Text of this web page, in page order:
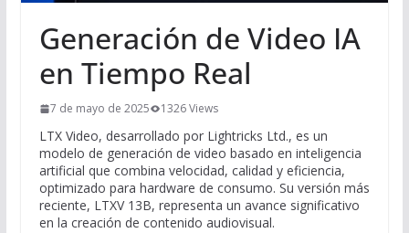
Generación de Video IA
en Tiempo Real
7 de mayo de 2025 1326 Views
LTX Video, desarrollado por Lightricks Ltd., es un
modelo de generación de video basado en inteligencia
artificial que combina velocidad, calidad y eficiencia,
optimizado para hardware de consumo. Su versión más
reciente, LTXV 13B, representa un avance significativo
en la creación de contenido audiovisual.